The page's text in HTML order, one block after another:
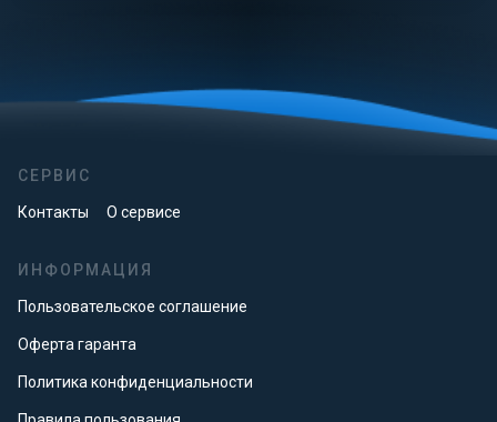
СЕРВИС
Контакты О сервисе
ИНФОРМАЦИЯ
Пользовательское соглашение
Оферта гаранта
Политика конфиденциальности